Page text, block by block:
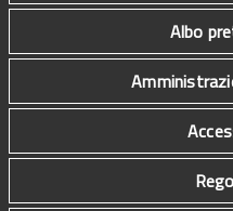
Albo